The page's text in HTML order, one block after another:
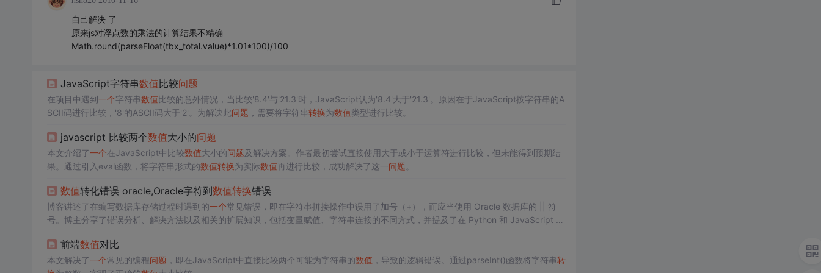
自己解决 了
原来js对浮点数的乘法的计算结果不精确
Math.round(parseFloat(tbx_total.value)*1.01*100)/100
JavaScript字符串数值比较问题
在项目中遇到一个字符串数值比较的意外情况，当比较'8.4'与'21.3'时，JavaScript认为'8.4'大于'21.3'。原因在于JavaScript按字符串的A
SCII码进行比较，'8'的ASCII码大于'2'。为解决此问题 ，需要将字符串转换为数值类型进行比较。
javascript 比较两个数值大小的问题
本文介绍了一个在JavaScript中比较数值大小的问题及解决方案。作者最初尝试直接使用大于或小于运算符进行比较，但未能得到预期结
果。通过引入eval函数，将字符串形式的数值转换为实际数值再进行比较，成功解决了这一问题
数值转化错误 oracle,Oracle字符到数值转换错误
博客讲述了在编写数据库存储过程时遇到的一个常见错误，即在字符串拼接操作中误用了加号（+），而应当使用 Oracle 数据库的 || 符
号。博主分享了错误分析、解决方法以及相关的扩展知识，包括变量赋值、字符串连接的不同方式，并提及了在 Python 和 JavaScript 中
前端数值对比
本文解决了一个常见的编程问题 ，即在JavaScript中直接比较两个可能为字符串的数值 ，导致的逻辑错误。通过parseInt()函数将字符串转